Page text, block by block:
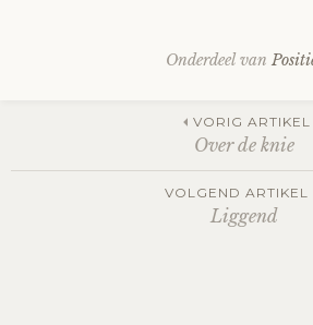
Onderdeel van
navigation
VORIG ARTIKEL
Over de knie
VOLGEND ARTIKEL
Liggend